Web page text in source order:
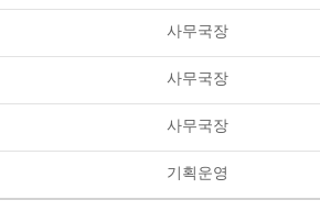
사무국장
사무국장
사무국장
기획운영